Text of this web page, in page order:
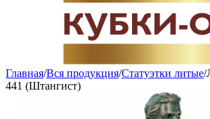
Главная/Вся продукция/Статуэтки литые/
441 (Штангист)